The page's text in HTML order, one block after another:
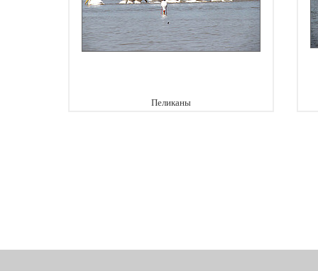
Пеликаны